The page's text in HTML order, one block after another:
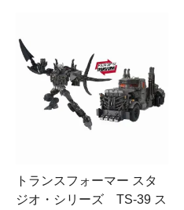
トランスフォーマー スタ
ジオ・シリーズ TS-39 ス